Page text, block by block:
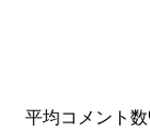
平均コメント数